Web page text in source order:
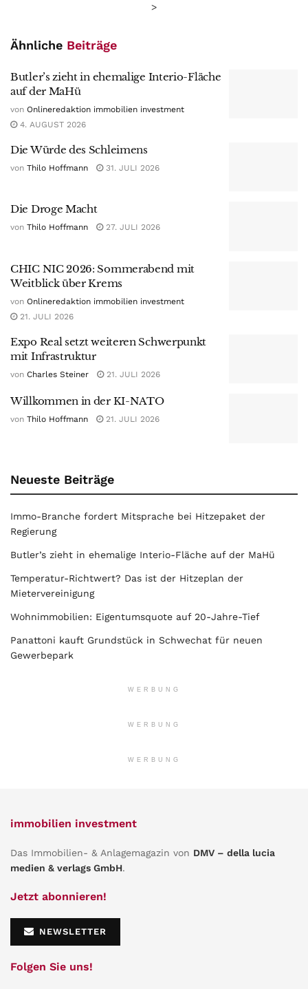
>
Ähnliche Beiträge
Butler’s zieht in ehemalige Interio-Fläche
auf der MaHü
von Onlineredaktion immobilien investment
4. AUGUST 2026
Die Würde des Schleimens
von Thilo Hoffmann 31. JULI 2026
Die Droge Macht
von Thilo Hoffmann 27. JULI 2026
CHIC NIC 2026: Sommerabend mit
Weitblick über Krems
von Onlineredaktion immobilien investment
21. JULI 2026
Expo Real setzt weiteren Schwerpunkt
mit Infrastruktur
von Charles Steiner 21. JULI 2026
Willkommen in der KI-NATO
von Thilo Hoffmann 21. JULI 2026
Neueste Beiträge
Immo-Branche fordert Mitsprache bei Hitzepaket der
Regierung
Butler’s zieht in ehemalige Interio-Fläche auf der MaHü
Temperatur-Richtwert? Das ist der Hitzeplan der
Mietervereinigung
Wohnimmobilien: Eigentumsquote auf 20-Jahre-Tief
Panattoni kauft Grundstück in Schwechat für neuen
Gewerbepark
WERBUNG
WERBUNG
WERBUNG
immobilien investment
Das Immobilien- & Anlagemagazin von DMV – della lucia
medien & verlags GmbH.
Jetzt abonnieren!
NEWSLETTER
Folgen Sie uns!